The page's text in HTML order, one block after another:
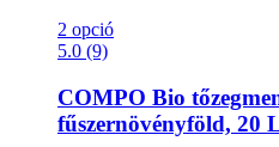
2 opció
5.0 (9)
COMPO Bio
fűszernövényföld, 20